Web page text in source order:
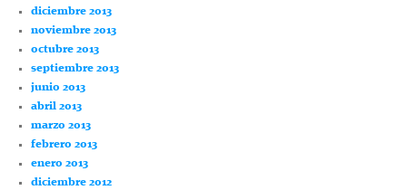
diciembre 2013
noviembre 2013
octubre 2013
septiembre 2013
junio 2013
abril 2013
marzo 2013
febrero 2013
enero 2013
diciembre 2012